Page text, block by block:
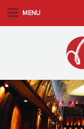
m
a
i
MENU